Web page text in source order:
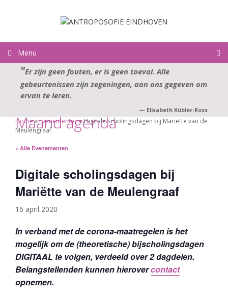
Menu
Er zijn geen fouten, er is geen toeval. Alle
gebeurtenissen zijn zegeningen, aan ons gegeven om
ervan te leren.
— Elisabeth Kübler-Ross
Home»Evenementen»Digitale scholingsdagen bij Mariëtte van de
Meulengraaf
Maand agenda
« Alle Evenementen
Digitale scholingsdagen bij
Mariëtte van de Meulengraaf
16 april 2020
In verband met de corona-maatregelen is het
mogelijk om de (theoretische) bijscholingsdagen
DIGITAAL te volgen, verdeeld over 2 dagdelen.
Belangstellenden kunnen hierovercontact
opnemen.